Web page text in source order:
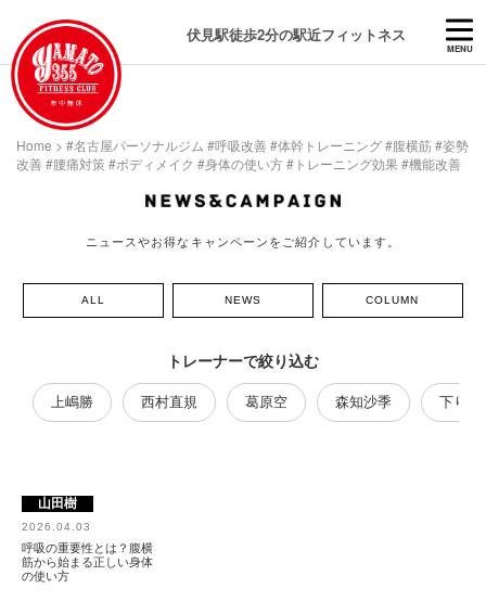
伏見駅徒歩2分の駅近フィットネス
MENU
Home > #名古屋パーソナルジム #呼吸改善 #体幹トレーニング #腹横筋 #姿勢
改善 #腰痛対策 #ボディメイク #身体の使い方 #トレーニング効果 #機能改善
ニュースやお得なキャンペーンをご紹介しています。
ALL NEWS COLUMN
トレーナーで絞り込む
上嶋勝 西村直規 葛原空 森知沙季 下り
山田樹
2026.04.03
呼吸の重要性とは？腹横
筋から始まる正しい身体
の使い方